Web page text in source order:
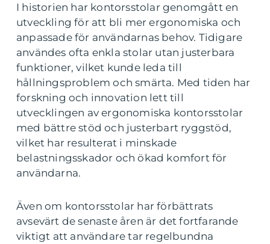
I historien har kontorsstolar genomgått en
utveckling för att bli mer ergonomiska och
anpassade för användarnas behov. Tidigare
användes ofta enkla stolar utan justerbara
funktioner, vilket kunde leda till
hållningsproblem och smärta. Med tiden har
forskning och innovation lett till
utvecklingen av ergonomiska kontorsstolar
med bättre stöd och justerbart ryggstöd,
vilket har resulterat i minskade
belastningsskador och ökad komfort för
användarna.
Även om kontorsstolar har förbättrats
avsevärt de senaste åren är det fortfarande
viktigt att användare tar regelbundna